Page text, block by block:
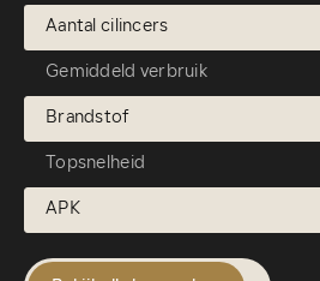
Aantal cilincers
Gemiddeld verbruik
Brandstof
Topsnelheid
APK